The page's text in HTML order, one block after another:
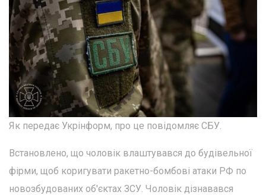
Як передає Укрінформ, про це повідомляє СБУ.
Встановлено, що чоловік влаштувався до будівельної
фірми, щоб коригувати ракетно-бомбові атаки РФ по
новозбудованих об'єктах ЗСУ. Чоловік дізнавався